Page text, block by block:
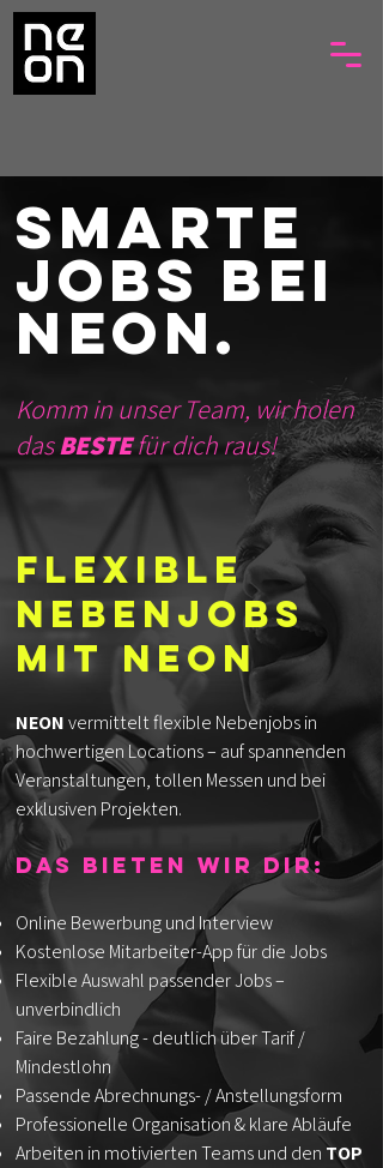
SMARTE
JOBS BEI
NEON.
Komm in unser Team, wir holen
dasBESTEfür dich raus!
Flexible
Nebenjobs
mit NEON
NEONvermittelt flexible Nebenjobs in
hochwertigen Locations – auf spannenden
Veranstaltungen, tollen Messen und bei
exklusiven Projekten.
Das bieten wir dir:
Online Bewerbung und Interview
Kostenlose Mitarbeiter-App für die Jobs
Flexible Auswahl passender Jobs –
unverbindlich
Faire Bezahlung - deutlich über Tarif /
Mindestlohn
Passende Abrechnungs- / Anstellungsform
Professionelle Organisation & klare Abläufe
Arbeiten in motivierten Teams und den TOP